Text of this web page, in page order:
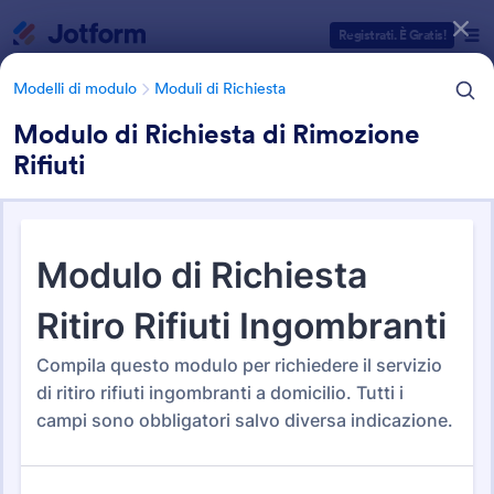
Registrati. È Gratis!
Modelli di modulo Moduli di Richiesta
Modulo di Richiesta di Rimozione
Rifiuti
Moduli di Richiesta
654 Template
Categorie Template Moduli